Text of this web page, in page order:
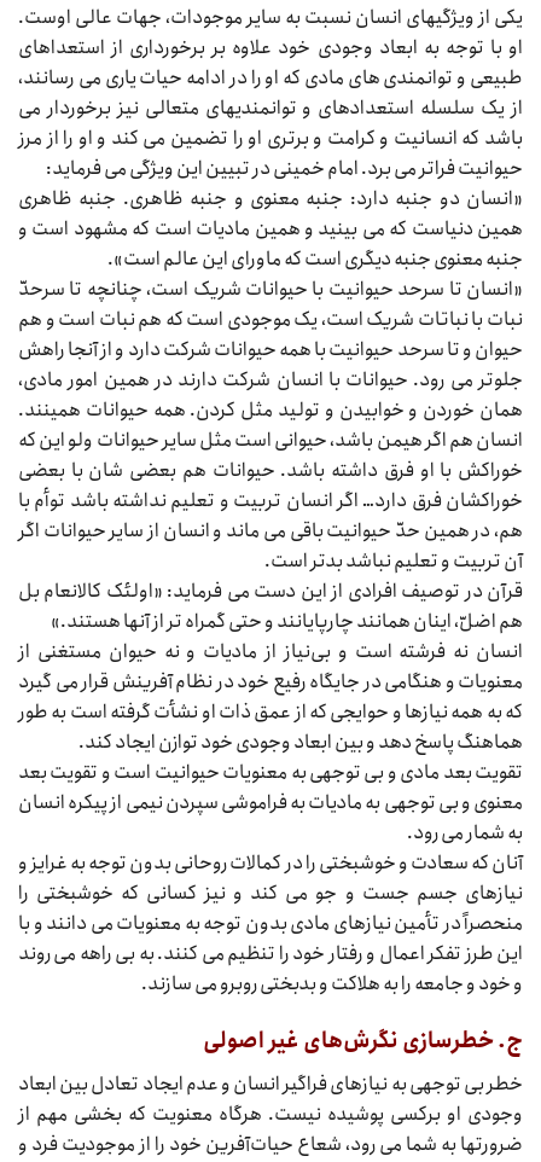
یکی از ویژگیهای انسان نسبت به سایر موجودات، جهات عالی اوست.
او با توجه به ابعاد وجودی خود علاوه بر برخورداری از استعداهای
طبیعی و توانمندی‌‌‌ های مادی که او را در ادامه حیات یاری می‌‌‌ رسانند،
از یک سلسله استعدادهای و توانمندیهای متعالی نیز برخوردار می‌‌‌
باشد که انسانیت و کرامت و برتری او را تضمین می‌‌‌ کند و او را از مرز
حیوانیت فراتر می‌‌‌ برد. امام خمینی در تبیین این ویژگی می‌‌‌ فرماید:
«انسان دو جنبه دارد: جنبه معنوی و جنبه ظاهری. جنبه ظاهری
همین دنیاست که می‌‌‌ بینید و همین مادیات است که مشهود است و
جنبه معنوی جنبه دیگری است که ماورای این عالم است».
«انسان تا سرحد حیوانیت با حیوانات شریک است، چنانچه تا سرحدّ
نبات با نباتات شریک است، یک موجودی است که هم نبات است و هم
حیوان و تا سرحد حیوانیت با همه حیوانات شرکت دارد و از آنجا راهش
جلوتر می‌‌‌ رود. حیوانات با انسان شرکت دارند در همین امور مادی،
همان خوردن و خوابیدن و تولید مثل کردن. همه حیوانات همینند.
انسان هم اگر هیمن باشد، حیوانی است مثل سایر حیوانات ولو این که
خوراکش با او فرق داشته باشد. حیوانات هم بعضی‌‌‌ شان با بعضی
خوراکشان فرق دارد… اگر انسان تربیت و تعلیم نداشته باشد توأم با
هم، در همین حدّ حیوانیت باقی می‌‌‌ ماند و انسان از سایر حیوانات اگر
آن تربیت و تعلیم نباشد بدتر است.
قرآن در توصیف افرادی از این دست می‌‌‌ فرماید: «اولئک کالانعام بل
هم اضلّ، اینان همانند چارپایانند و حتی گمراه‌‌‌ تر از آنها هستند.»
انسان نه فرشته است و بی‌نیاز از مادیات و نه حیوان مستغنی از
معنویات و هنگامی در جایگاه رفیع خود در نظام آفرینش قرار می‌‌‌ گیرد
که به همه نیازها و حوایجی که از عمق ذات او نشأت گرفته است به طور
هماهنگ پاسخ دهد و بین ابعاد وجودی خود توازن ایجاد کند.
تقویت بعد مادی و بی‌‌‌ توجهی به معنویات حیوانیت است و تقویت بعد
معنوی و بی‌‌‌ توجهی به مادیات به فراموشی سپردن نیمی از پیکره انسان
به شمار می‌‌‌ رود.
آنان که سعادت و خوشبختی را در کمالات روحانی بدون توجه به غرایز و
نیازهای جسم جست و جو می‌‌‌ کند و نیز کسانی که خوشبختی را
منحصراً در تأمین نیازهای مادی بدون توجه به معنویات می‌‌‌ دانند و با
این طرز تفکر اعمال و رفتار خود را تنظیم می‌‌‌ کنند. به بی‌‌‌ راهه می‌‌‌ روند
و خود و جامعه را به هلاکت و بدبختی روبرو می‌‌‌ سازند.
ج. خطرسازی نگرش‌های غیر اصولی
خطر بی‌‌‌ توجهی به نیازهای فراگیر انسان و عدم ایجاد تعادل بین ابعاد
وجودی او برکسی پوشیده نیست. هرگاه معنویت که بخشی مهم از
ضرورتها به شما می‌‌‌ رود، شعاع حیات‌آفرین خود را از موجودیت فرد و